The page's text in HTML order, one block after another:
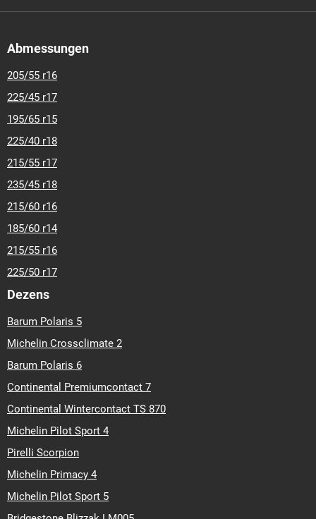
Abmessungen
205/55 r16
225/45 r17
195/65 r15
225/40 r18
215/55 r17
235/45 r18
215/60 r16
185/60 r14
215/55 r16
225/50 r17
Dezens
Barum Polaris 5
Michelin Crossclimate 2
Barum Polaris 6
Continental Premiumcontact 7
Continental Wintercontact TS 870
Michelin Pilot Sport 4
Pirelli Scorpion
Michelin Primacy 4
Michelin Pilot Sport 5